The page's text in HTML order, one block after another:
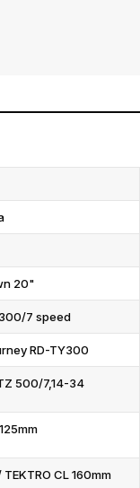
20"
7 speed
RD-TY300
500/7,14-34
TEKTRO CL 160mm